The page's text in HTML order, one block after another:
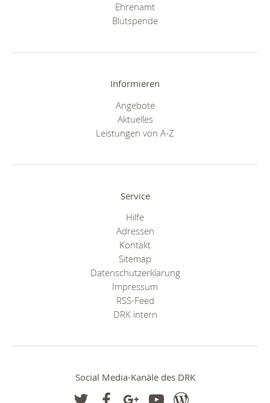
Ehrenamt
Blutspende
Informieren
Angebote
Aktuelles
Leistungen von A-Z
Service
Hilfe
Adressen
Kontakt
Sitemap
Datenschutzerklärung
Impressum
RSS-Feed
DRK intern
Social Media-Kanäle des DRK